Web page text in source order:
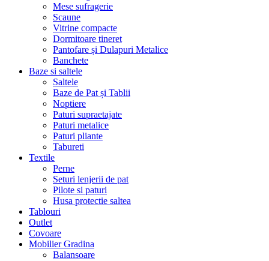
Mese sufragerie
Scaune
Vitrine compacte
Dormitoare tineret
Pantofare și Dulapuri Metalice
Banchete
Baze si saltele
Saltele
Baze de Pat și Tablii
Noptiere
Paturi supraetajate
Paturi metalice
Paturi pliante
Tabureti
Textile
Perne
Seturi lenjerii de pat
Pilote si paturi
Husa protectie saltea
Tablouri
Outlet
Covoare
Mobilier Gradina
Balansoare